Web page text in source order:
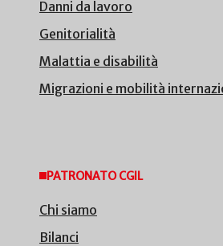
Danni da lavoro
Genitorialità
Malattia e disabilità
Migrazioni e mobilità
PATRONATO CGIL
Chi siamo
Bilanci